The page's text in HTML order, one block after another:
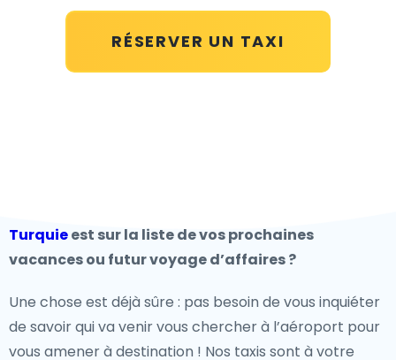
RÉSERVER UN TAXI
Turquieest sur la liste de vos prochaines
vacances ou futur voyage d’affaires ?
Une chose est déjà sûre : pas besoin de vous inquiéter
de savoir qui va venir vous chercher à l’aéroport pour
vous amener à destination ! Nos taxis sont à votre